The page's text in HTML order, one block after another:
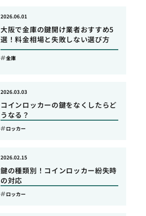
大阪で金庫の鍵開け業者おすすめ5
選！料金相場と失敗しない選び方
2026.06.01
金庫
コインロッカーの鍵をなくしたらど
うなる？
2026.03.03
ロッカー
鍵の種類別！コインロッカー紛失時
の対応
2026.02.15
ロッカー